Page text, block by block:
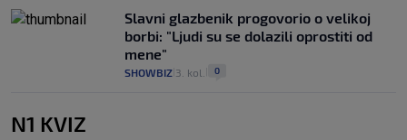
Slavni glazbenik progovorio o velikoj
borbi: "Ljudi su se dolazili oprostiti od
mene"
SHOWBIZ 3. kol. 0
N1 KVIZ